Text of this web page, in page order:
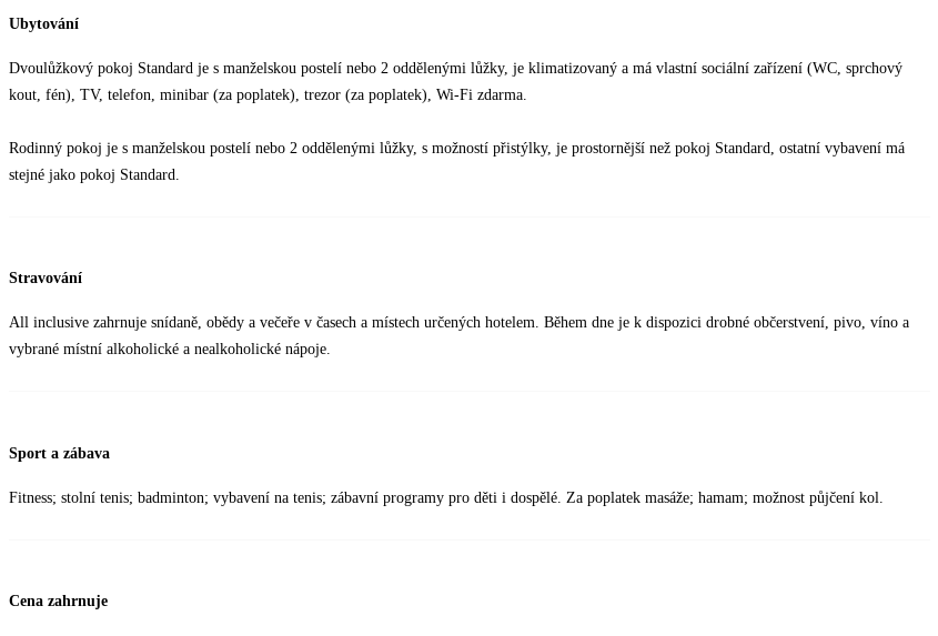
Ubytování
Dvoulůžkový pokoj Standard je s manželskou postelí nebo 2 oddělenými lůžky, je klimatizovaný a má vlastní sociální zařízení (WC, sprchový
kout, fén), TV, telefon, minibar (za poplatek), trezor (za poplatek), Wi-Fi zdarma.
Rodinný pokoj je s manželskou postelí nebo 2 oddělenými lůžky, s možností přistýlky, je prostornější než pokoj Standard, ostatní vybavení má
stejné jako pokoj Standard.
Stravování
All inclusive zahrnuje snídaně, obědy a večeře v časech a místech určených hotelem. Během dne je k dispozici drobné občerstvení, pivo, víno a
vybrané místní alkoholické a nealkoholické nápoje.
Sport a zábava
Fitness; stolní tenis; badminton; vybavení na tenis; zábavní programy pro děti i dospělé. Za poplatek masáže; hamam; možnost půjčení kol.
Cena zahrnuje